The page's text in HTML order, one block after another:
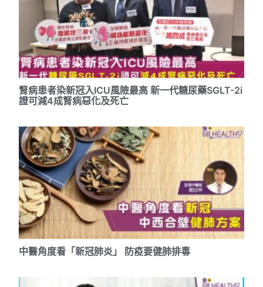
腎病患者染新冠入ICU風險最高 新一代糖尿藥SGLT-2i
證可減4成腎病惡化及死亡
中醫角度看「新冠肺炎」 防疫要健肺排毒